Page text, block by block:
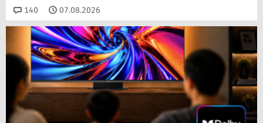
140 Kommentare
07.08.2026